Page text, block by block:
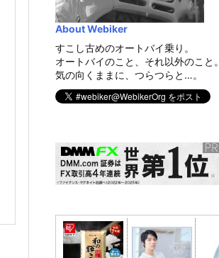
About Webiker
すこし古めのオートバイ乗り。
オートバイのこと、それ以外のこと。
気の向くままに、つらつらと…。